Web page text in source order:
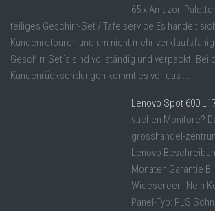
65 x Amazon
teiliges Geschirr-Set / Tafelservice Es handelt
Kundenretouren und um nicht mehr
Geschirr Set´s sind vollständig und verpackt. Bei
Kundenrücksendungen kommt es vor das ...
Lenovo Spot 600
suchen Monitore?
grosshandel-
Lenovo
Monaten Garantie
Widescreen: Nein
Panel-Typ: PLS